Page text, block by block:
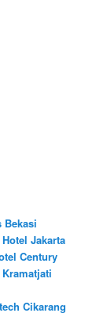
Bekasi
Jakarta
Century
Cikarang